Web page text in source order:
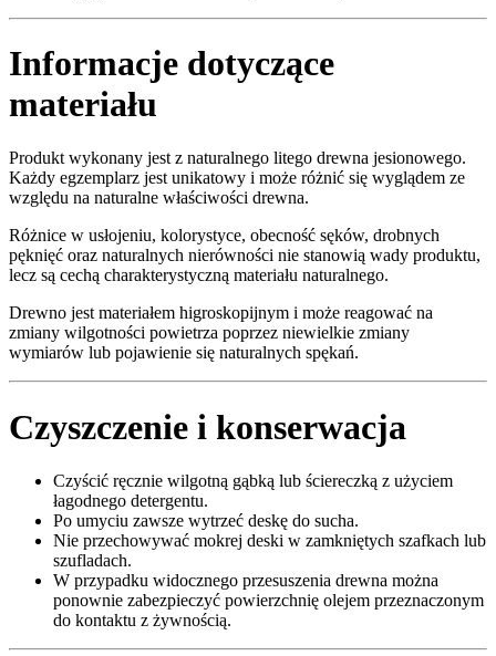
Informacje dotyczące
materiału
Produkt wykonany jest z naturalnego litego drewna jesionowego.
Każdy egzemplarz jest unikatowy i może różnić się wyglądem ze
względu na naturalne właściwości drewna.
Różnice w usłojeniu, kolorystyce, obecność sęków, drobnych
pęknięć oraz naturalnych nierówności nie stanowią wady produktu,
lecz są cechą charakterystyczną materiału naturalnego.
Drewno jest materiałem higroskopijnym i może reagować na
zmiany wilgotności powietrza poprzez niewielkie zmiany
wymiarów lub pojawienie się naturalnych spękań.
Czyszczenie i konserwacja
Czyścić ręcznie wilgotną gąbką lub ściereczką z użyciem
łagodnego detergentu.
Po umyciu zawsze wytrzeć deskę do sucha.
Nie przechowywać mokrej deski w zamkniętych szafkach lub
szufladach.
W przypadku widocznego przesuszenia drewna można
ponownie zabezpieczyć powierzchnię olejem przeznaczonym
do kontaktu z żywnością.